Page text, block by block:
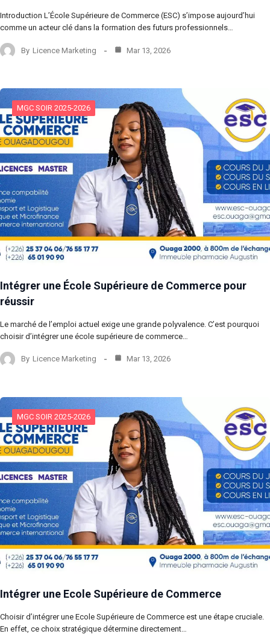
Introduction L’École Supérieure de Commerce (ESC) s’impose aujourd’hui
comme un acteur clé dans la formation des futurs professionnels…
By Licence Marketing Mar 13, 2026
MGC SOIR 2025-2026
Intégrer une École Supérieure de Commerce pour
réussir
Le marché de l’emploi actuel exige une grande polyvalence. C’est pourquoi
choisir d’intégrer une école supérieure de commerce…
By Licence Marketing Mar 13, 2026
MGC SOIR 2025-2026
Intégrer une Ecole Supérieure de Commerce
Choisir d’intégrer une Ecole Supérieure de Commerce est une étape cruciale.
En effet, ce choix stratégique détermine directement…